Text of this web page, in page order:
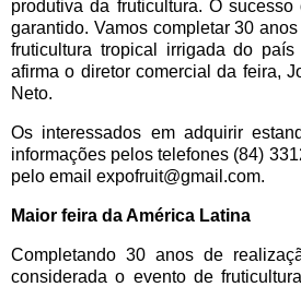
produtiva da fruticultura. O
garantido. Vamos completar 30
fruticultura tropical irrigada do país
afirma o diretor comercial da feira,
Neto.
Os interessados em adquirir
informações pelos telefones (84)
pelo email expofruit@gmail.com.
Maior feira da América Latina
Completando 30 anos de
considerada o evento de